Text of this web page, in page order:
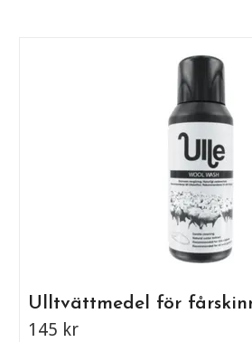
Ulltvättmedel för
145 kr